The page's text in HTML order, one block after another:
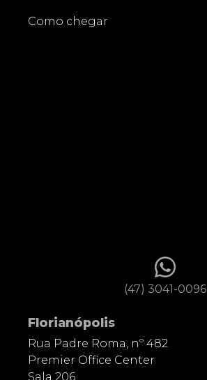
Como chegar
(47) 3041-0096
Florianópolis
Rua Padre Roma, nº 482
Premier Office Center
Sala 206